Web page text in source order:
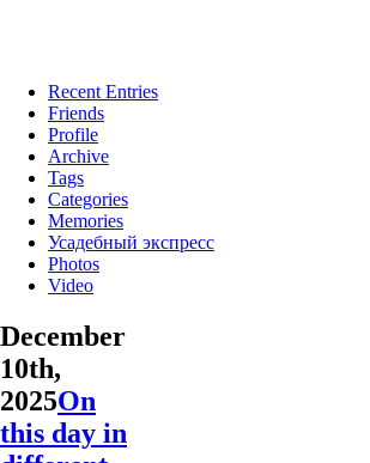
Recent Entries
Friends
Profile
Archive
Tags
Categories
Memories
Усадебный экспресс
Photos
Video
December
10th,
2025On
this day in